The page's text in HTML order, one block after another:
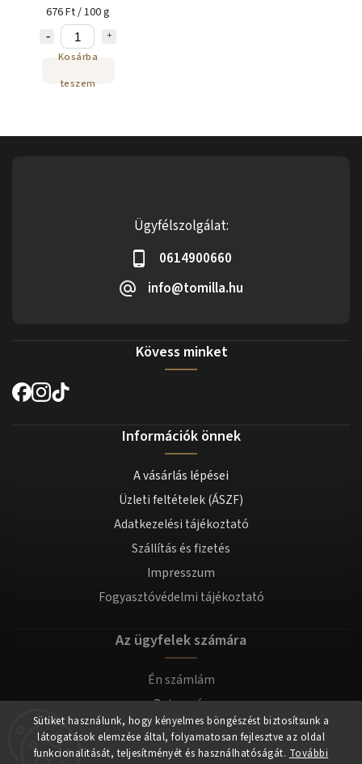
Sütiket használunk, hogy kényelmes böngészést biztosítsunk a
látogatások elemzése által, folyamatosan fejlesztve az oldal
funkcionalitását, teljesítményét és használhatóságát. További
676 Ft / 100 g
Kosárba
teszem
Ügyfélszolgálat:
0614900660
info@tomilla.hu
Kövess minket
Információk önnek
A vásárlás lépései
Üzleti feltételek (ÁSZF)
Adatkezelési tájékoztató
Szállítás és fizetés
Impresszum
Fogyasztóvédelmi tájékoztató
Az ügyfelek számára
Én számlám
Bejegyzés
Bejelentkezés